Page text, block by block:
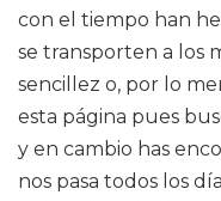
con el tiempo han
se transporten a los
sencillez o, por lo
esta página pues
y en cambio has
nos pasa todos los